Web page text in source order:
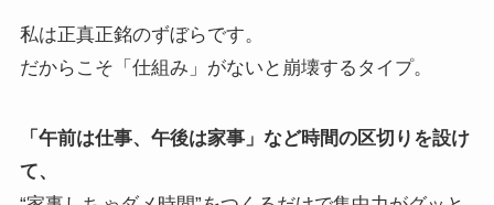
私は正真正銘のずぼらです。
だからこそ「仕組み」がないと崩壊するタイプ。
「午前は仕事、午後は家事」など時間の区切りを設け
て、